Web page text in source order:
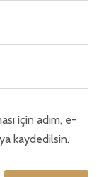
için adım, e-
kaydedilsin.